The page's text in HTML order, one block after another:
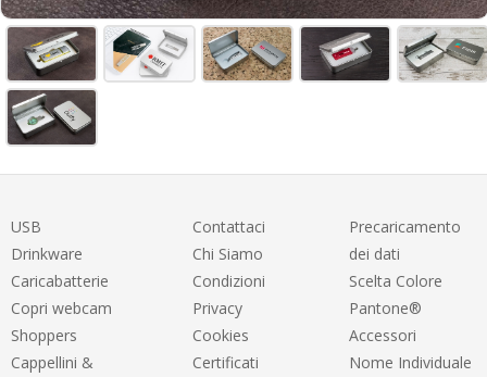
USB
Drinkware
Caricabatterie
Copri webcam
Shoppers
Cappellini &
Contattaci
Chi Siamo
Condizioni
Privacy
Cookies
Certificati
Precaricamento
dei dati
Scelta Colore
Pantone®
Accessori
Nome Individuale